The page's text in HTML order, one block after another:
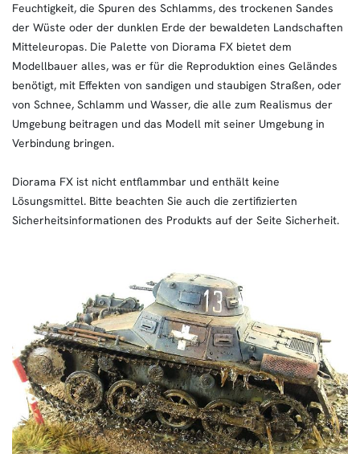
Feuchtigkeit, die Spuren des Schlamms, des trockenen Sandes
der Wüste oder der dunklen Erde der bewaldeten Landschaften
Mitteleuropas. Die Palette von Diorama FX bietet dem
Modellbauer alles, was er für die Reproduktion eines Geländes
benötigt, mit Effekten von sandigen und staubigen Straßen, oder
von Schnee, Schlamm und Wasser, die alle zum Realismus der
Umgebung beitragen und das Modell mit seiner Umgebung in
Verbindung bringen.
Diorama FX ist nicht entflammbar und enthält keine
Lösungsmittel. Bitte beachten Sie auch die zertifizierten
Sicherheitsinformationen des Produkts auf der Seite Sicherheit.